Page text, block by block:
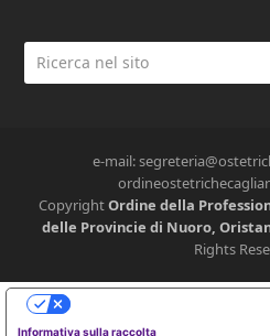
e-mail:
CopyrightOrdine della
delle Provincie di Nuoro,
Rights
Informativa sulla raccolta